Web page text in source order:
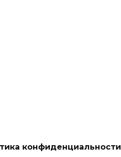
конфиденциальности